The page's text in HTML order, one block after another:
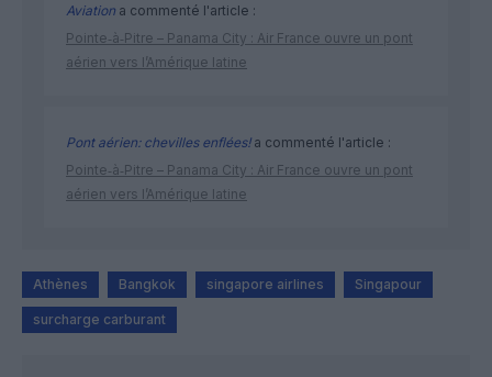
Aviation a commenté l'article :
Pointe‑à‑Pitre – Panama City : Air France ouvre un pont
aérien vers l’Amérique latine
Pont aérien: chevilles enflées!a commenté l'article :
Pointe‑à‑Pitre – Panama City : Air France ouvre un pont
aérien vers l’Amérique latine
Athènes Bangkok singapore airlines Singapour
surcharge carburant